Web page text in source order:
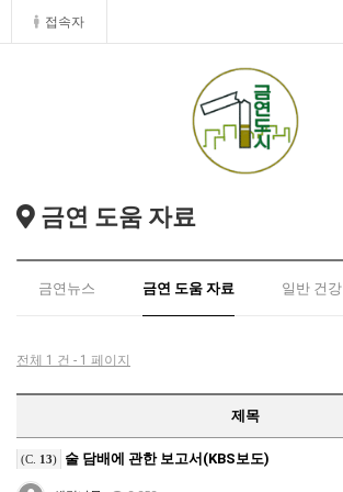
접속자
금연 도움 자료
금연뉴스 금연 도움 자료 일반 건강
전체 1 건 - 1 페이지
제목
(C. 13) 술 담배에 관한 보고서(KBS보도)